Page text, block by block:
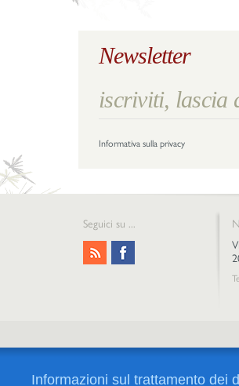
Newsletter
Informativa sulla privacy
Seguici su ...
Informazioni sul trattamento dei